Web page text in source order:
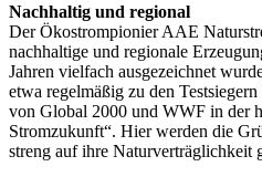
Nachhaltig und regional
Der Ökostrompionier AAE
nachhaltige und regionale
Jahren vielfach ausgezeichnet
etwa regelmäßig zu den
von Global 2000 und WWF in der
Stromzukunft“. Hier werden die
streng auf ihre Naturverträglichkeit